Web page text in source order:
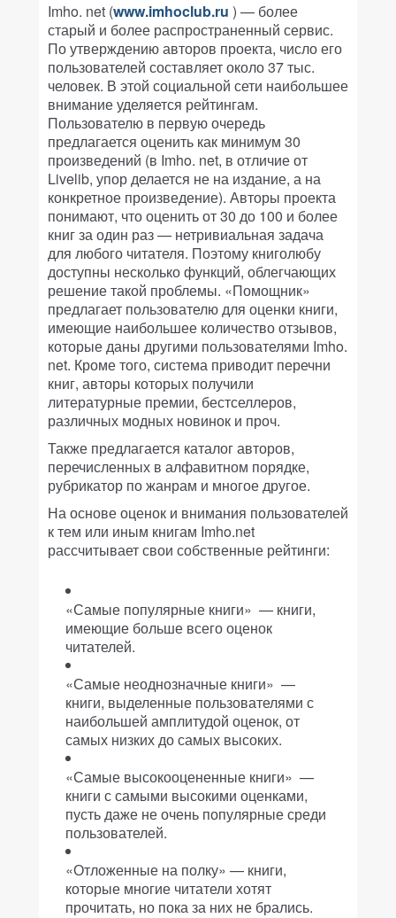
Imho. net (www.imhoclub.ru ) — более
старый и более распространенный сервис.
По утверждению авторов проекта, число его
пользователей составляет около 37 тыс.
человек. В этой социальной сети наибольшее
внимание уделяется рейтингам.
Пользователю в первую очередь
предлагается оценить как минимум 30
произведений (в Imho. net, в отличие от
Livelib, упор делается не на издание, а на
конкретное произведение). Авторы проекта
понимают, что оценить от 30 до 100 и более
книг за один раз — нетривиальная задача
для любого читателя. Поэтому книголюбу
доступны несколько функций, облегчающих
решение такой проблемы. «Помощник»
предлагает пользователю для оценки книги,
имеющие наибольшее количество отзывов,
которые даны другими пользователями Imho.
net. Кроме того, система приводит перечни
книг, авторы которых получили
литературные премии, бестселлеров,
различных модных новинок и проч.
Также предлагается каталог авторов,
перечисленных в алфавитном порядке,
рубрикатор по жанрам и многое другое.
На основе оценок и внимания пользователей
к тем или иным книгам Imho.net
рассчитывает свои собственные рейтинги:
«Самые популярные книги» — книги,
имеющие больше всего оценок
читателей.
«Самые неоднозначные книги» —
книги, выделенные пользователями с
наибольшей амплитудой оценок, от
самых низких до самых высоких.
«Самые высокооцененные книги» —
книги с самыми высокими оценками,
пусть даже не очень популярные среди
пользователей.
«Отложенные на полку» — книги,
которые многие читатели хотят
прочитать, но пока за них не брались.